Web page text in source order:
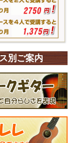
別ご案内